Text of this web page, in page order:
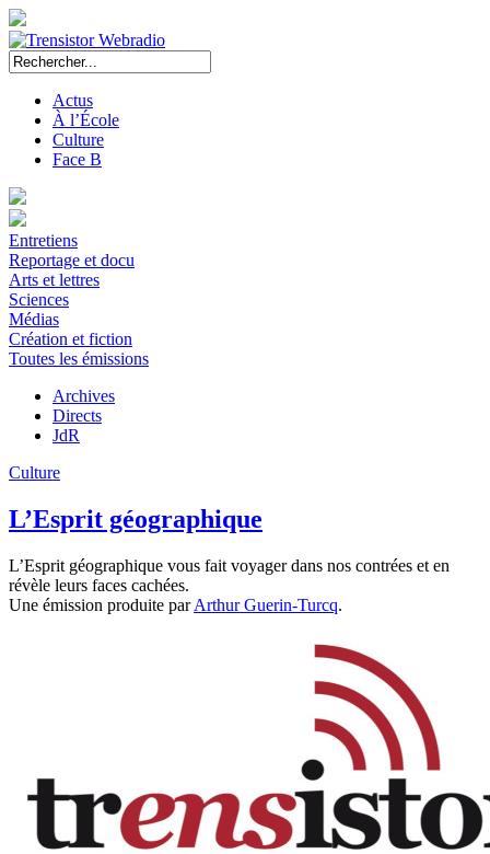
Actus
À l’École
Culture
Face B
Entretiens
Reportage et docu
Arts et lettres
Sciences
Médias
Création et fiction
Toutes les émissions
Archives
Directs
JdR
Culture
L’Esprit géographique
L’Esprit géographique vous fait voyager dans nos contrées et en
révèle leurs faces cachées.
Une émission produite parArthur Guerin-Turcq.